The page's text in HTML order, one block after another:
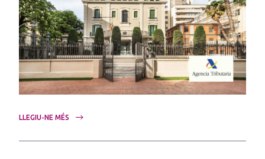
LLEGIU-NE MÉS